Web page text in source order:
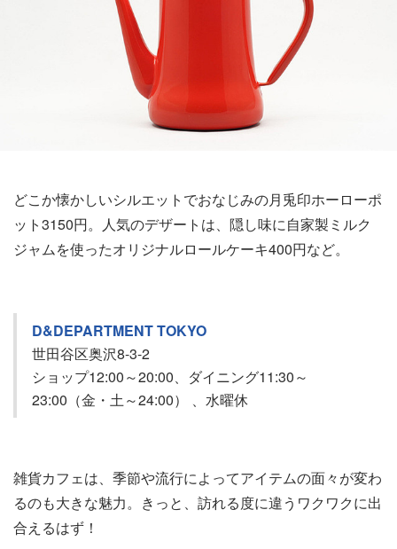
どこか懐かしいシルエットでおなじみの月兎印ホーローポ
ット3150円。人気のデザートは、隠し味に自家製ミルク
ジャムを使ったオリジナルロールケーキ400円など。
D&DEPARTMENT TOKYO
世田谷区奥沢8-3-2
ショップ12:00～20:00、ダイニング11:30～
23:00（金・土～24:00） 、水曜休
雑貨カフェは、季節や流行によってアイテムの面々が変わ
るのも大きな魅力。きっと、訪れる度に違うワクワクに出
合えるはず！